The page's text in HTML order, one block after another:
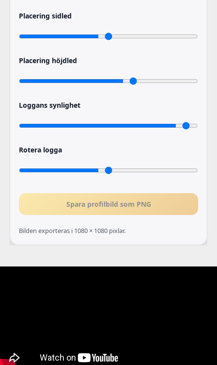
Placering sidled
Placering höjdled
Loggans synlighet
Rotera logga
Spara profilbild som PNG
Bilden exporteras i 1080 × 1080 pixlar.